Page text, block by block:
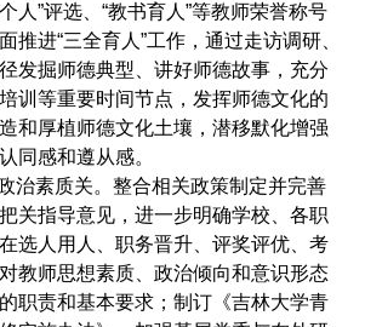
人”评选、“教书育人”等教师荣誉称号
推进“三全育人”工作，通过走访调研、
发掘师德典型、讲好师德故事，充分
训等重要时间节点，发挥师德文化的
和厚植师德文化土壤，潜移默化增强
同感和遵从感。
治素质关。整合相关政策制定并完善
关指导意见，进一步明确学校、各职
选人用人、职务晋升、评奖评优、考
教师思想素质、政治倾向和意识形态
职责和基本要求；制订《吉林大学青